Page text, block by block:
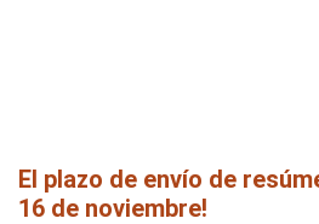
El plazo de envío de
16 de noviembre!